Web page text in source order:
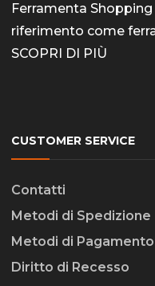
Ferramenta
riferimento come
SCOPRI DI PIÙ
CUSTOMER SERVICE
Contatti
Metodi di Spedizione
Metodi di Pagamento
Diritto di Recesso